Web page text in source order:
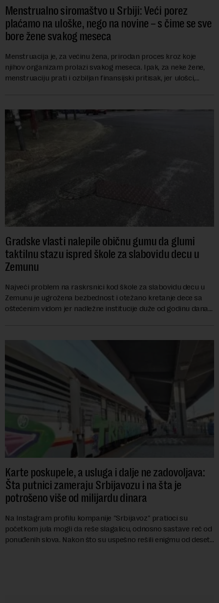
Menstrualno siromaštvo u Srbiji: Veći porez
plaćamo na uloške, nego na novine – s čime se sve
bore žene svakog meseca
Menstruacija je, za većinu žena, prirodan proces kroz koje
njihov organizam prolazi svakog meseca. Ipak, za neke žene,
menstruaciju prati i ozbiljan finansijski pritisak, jer ulošci,
Gradske vlasti nalepile običnu gumu da glumi
taktilnu stazu ispred škole za slabovidu decu u
Zemunu
Najveći problem na raskrsnici kod škole za slabovidu decu u
Zemunu je ugrožena bezbednost i otežano kretanje dece sa
oštećenim vidom jer nadležne institucije duže od godinu dana
Karte poskupele, a usluga i dalje ne zadovoljava:
Šta putnici zameraju Srbijavozu i na šta je
potrošeno više od milijardu dinara
Na Instagram profilu kompanije "Srbijavoz" pratioci su
početkom jula mogli da reše slagalicu, odnosno sastave reč od
ponuđenih slova. Nakon što su uspešno rešili enigmu od deset